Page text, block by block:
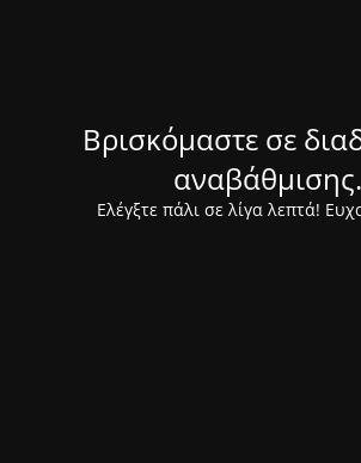
Βρισκόμαστε σε
αναβάθμισης.
Ελέγξτε πάλι σε λίγα λεπτά!